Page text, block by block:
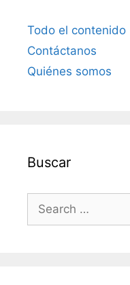
Todo el contenido
Contáctanos
Quiénes somos
Buscar
for: